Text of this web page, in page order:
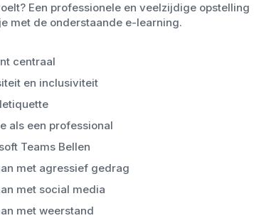
Een professionele en veelzijdige opstelling
met de onderstaande e-learning.
centraal
en inclusiviteit
als een professional
Teams Bellen
met agressief gedrag
met social media
met weerstand